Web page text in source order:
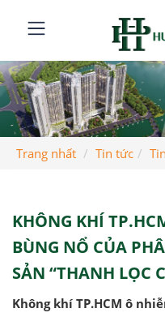
Trang nhất Tin tức
KHÔNG KHÍ
BÙNG NỔ CỦA
SẢN “THANH LỌC
Không khí TP.HCM ô